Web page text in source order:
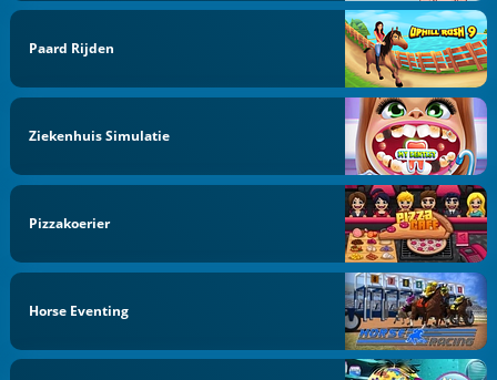
Paard Rijden
Ziekenhuis Simulatie
Pizzakoerier
Horse Eventing